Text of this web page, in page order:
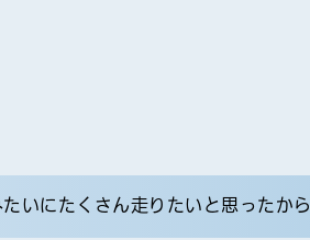
いにたくさん走りたいと思ったから